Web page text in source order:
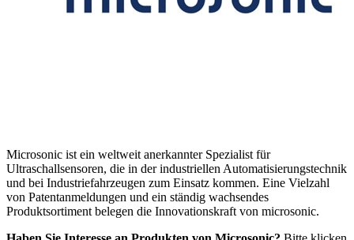
Microsonic ist ein weltweit anerkannter Spezialist für
Ultraschallsensoren, die in der industriellen Automatisierungstechnik
und bei Industriefahrzeugen zum Einsatz kommen. Eine Vielzahl
von Patentanmeldungen und ein ständig wachsendes
Produktsortiment belegen die Innovationskraft von microsonic.